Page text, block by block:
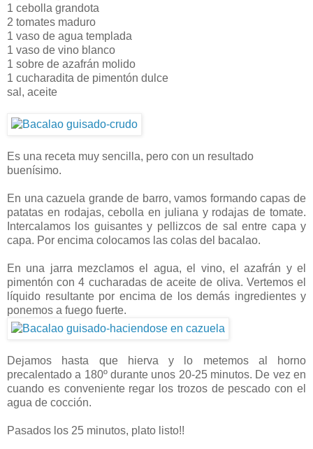
1 cebolla grandota
2 tomates maduro
1 vaso de agua templada
1 vaso de vino blanco
1 sobre de azafrán molido
1 cucharadita de pimentón dulce
sal, aceite
Es una receta muy sencilla, pero con un resultado
buenísimo.
En una cazuela grande de barro, vamos formando capas de
patatas en rodajas, cebolla en juliana y rodajas de tomate.
Intercalamos los guisantes y pellizcos de sal entre capa y
capa. Por encima colocamos las colas del bacalao.
En una jarra mezclamos el agua, el vino, el azafrán y el
pimentón con 4 cucharadas de aceite de oliva. Vertemos el
líquido resultante por encima de los demás ingredientes y
ponemos a fuego fuerte.
Dejamos hasta que hierva y lo metemos al horno
precalentado a 180º durante unos 20-25 minutos. De vez en
cuando es conveniente regar los trozos de pescado con el
agua de cocción.
Pasados los 25 minutos, plato listo!!